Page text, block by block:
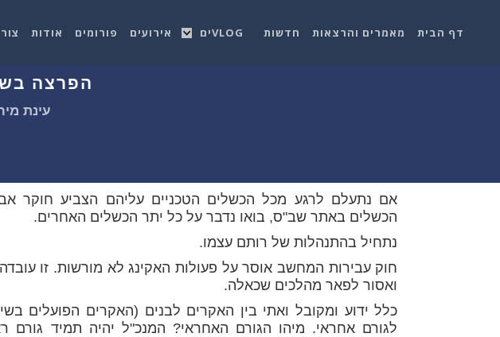
דף הבית מאמרים והרצאות חדשות VLOGים אירועים פורומים אודות
הפרצה
עינת
אם נתעלם לרגע מכל הכשלים הטכניים עליהם הצביע חוקר
הכשלים באתר שב"ס, בואו נדבר על כל יתר הכשלים האחרים.
נתחיל בהתנהלות של רותם עצמו.
חוק עבירות המחשב אוסר על פעולות האקינג לא מורשות. זו
ואסור לפאר מהלכים שכאלה.
כלל ידוע ומקובל ואתי בין האקרים לבנים (האקרים הפועלים
לגורם אחראי. מיהו הגורם האחראי? המנכ"ל יהיה תמיד גורם